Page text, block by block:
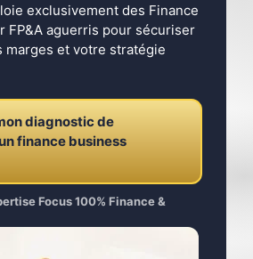
exclusivement des Finance
FP&A aguerris pour sécuriser
marges et votre stratégie
diagnostic de
finance business
Focus 100% Finance &